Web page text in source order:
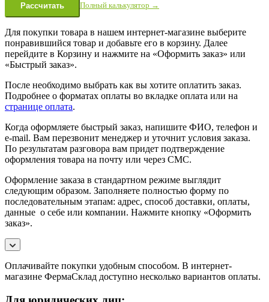
Рассчитать Полный калькулятор →
Для покупки товара в нашем интернет-магазине выберите
понравившийся товар и добавьте его в корзину. Далее
перейдите в Корзину и нажмите на «Оформить заказ» или
«Быстрый заказ».
После необходимо выбрать как вы хотите оплатить заказ.
Подробнее о форматах оплаты во вкладке оплата или на
странице оплата.
Когда оформляете быстрый заказ, напишите ФИО, телефон и
e-mail. Вам перезвонит менеджер и уточнит условия заказа.
По результатам разговора вам придет подтверждение
оформления товара на почту или через СМС.
Оформление заказа в стандартном режиме выглядит
следующим образом. Заполняете полностью форму по
последовательным этапам: адрес, способ доставки, оплаты,
данные о себе или компании. Нажмите кнопку «Оформить
заказ».
Оплачивайте покупки удобным способом. В интернет-
магазине ФермаСклад доступно несколько вариантов оплаты.